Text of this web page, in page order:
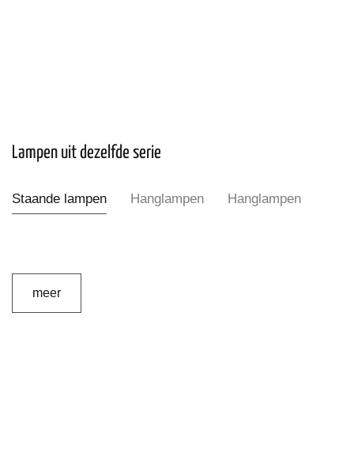
Lampen uit dezelfde serie
Staande lampen Hanglampen Hanglampen
meer